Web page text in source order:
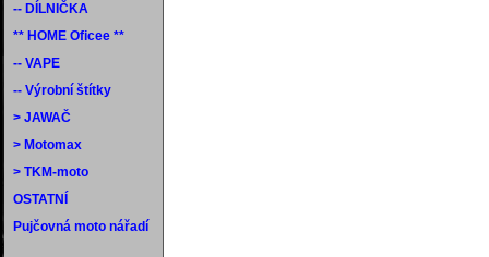
-- DÍLNIČKA
** HOME Oficee **
-- VAPE
-- Výrobní štítky
> JAWAČ
> Motomax
> TKM-moto
OSTATNÍ
Pujčovná moto nářadí